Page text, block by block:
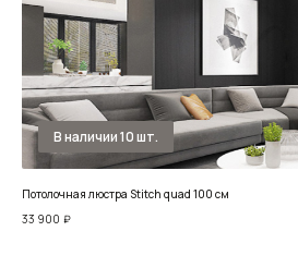
Потолочная люстра Stitch quad 100 см
33 900 ₽